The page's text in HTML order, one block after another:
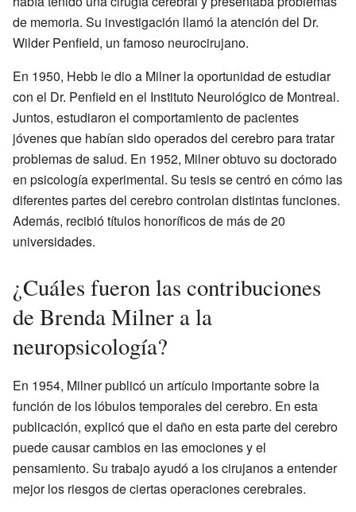
de memoria. Su investigación llamó la atención del Dr.
Wilder Penfield, un famoso neurocirujano.
En 1950, Hebb le dio a Milner la oportunidad de estudiar
con el Dr. Penfield en el Instituto Neurológico de Montreal.
Juntos, estudiaron el comportamiento de pacientes
jóvenes que habían sido operados del cerebro para tratar
problemas de salud. En 1952, Milner obtuvo su doctorado
en psicología experimental. Su tesis se centró en cómo las
diferentes partes del cerebro controlan distintas funciones.
Además, recibió títulos honoríficos de más de 20
universidades.
¿Cuáles fueron las contribuciones
de Brenda Milner a la
neuropsicología?
En 1954, Milner publicó un artículo importante sobre la
función de los lóbulos temporales del cerebro. En esta
publicación, explicó que el daño en esta parte del cerebro
puede causar cambios en las emociones y el
pensamiento. Su trabajo ayudó a los cirujanos a entender
mejor los riesgos de ciertas operaciones cerebrales.